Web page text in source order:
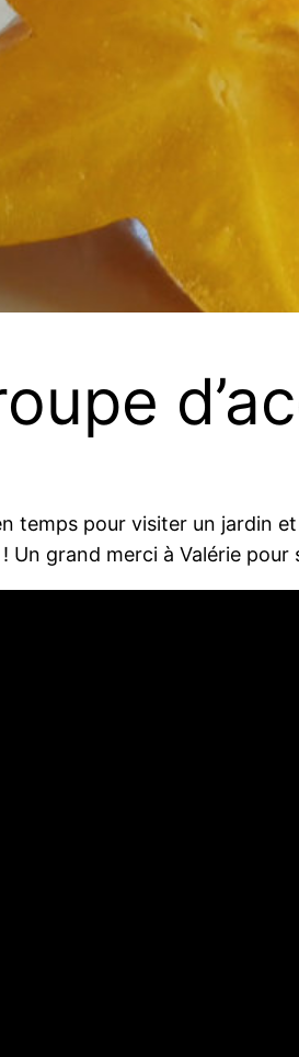
temps pour visiter un jardin
Un grand merci à Valérie pour